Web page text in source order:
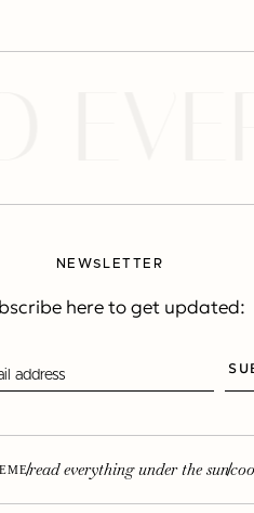
NEWSLETTER
here to get updated:
read everything under the sun